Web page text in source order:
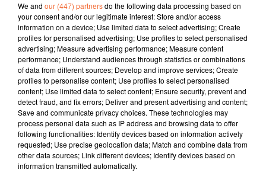
recette cuisine
6 mai 2023 - 4 min 7 sec
CRUMBLE COURGETTES
Jacqueline Pinon
Qu'est-ce qu'on mange ?
Recette présentée par Hélène et Jacqueline.
We and our (447) partnersdo the following data processing based on
your consent and/or our legitimate interest: Store and/or access
information on a device; Use limited data to select advertising; Create
profiles for personalised advertising; Use profiles to select personalised
advertising; Measure advertising performance; Measure content
performance; Understand audiences through statistics or combinations
of data from different sources; Develop and improve services; Create
profiles to personalise content; Use profiles to select personalised
content; Use limited data to select content; Ensure security, prevent and
detect fraud, and fix errors; Deliver and present advertising and content;
Save and communicate privacy choices. These technologies may
process personal data such as IP address and browsing data to offer
following functionalities: Identify devices based on information actively
requested; Use precise geolocation data; Match and combine data from
other data sources; Link different devices; Identify devices based on
information transmitted automatically.